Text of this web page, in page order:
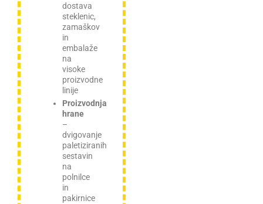
dostava
steklenic,
zamaškov
in
embalaže
na
visoke
proizvodne
linije
Proizvodnja
hrane
–
dvigovanje
paletiziranih
sestavin
na
polnilce
in
pakirnice